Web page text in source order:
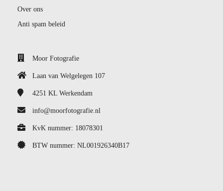
Over ons
Anti spam beleid
Moor Fotografie
Laan van Welgelegen 107
4251 KL Werkendam
info@moorfotografie.nl
KvK nummer: 18078301
BTW nummer: NL001926340B17